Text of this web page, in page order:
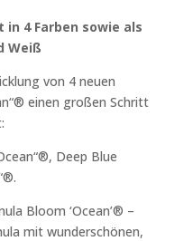
4 Farben sowie als
Weiß
von 4 neuen
einen großen Schritt
Deep Blue
Bloom ‘Ocean’® –
mit wunderschönen,